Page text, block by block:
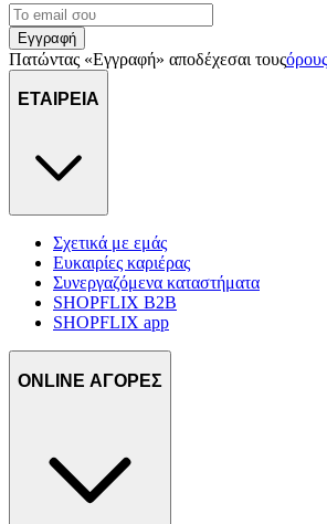
Εγγραφή
Πατώντας «Εγγραφή» αποδέχεσαι τους
ΕΤΑΙΡΕΙΑ
Σχετικά με εμάς
Ευκαιρίες καριέρας
Συνεργαζόμενα καταστήματα
SHOPFLIX B2B
SHOPFLIX app
ONLINE ΑΓΟΡΕΣ